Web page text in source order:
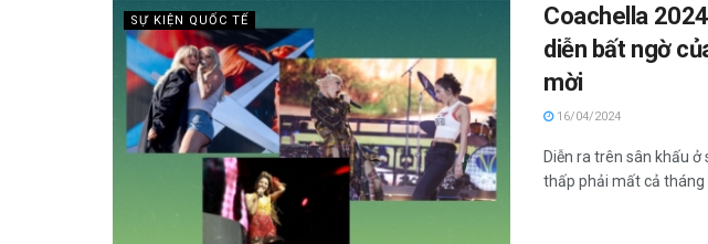
SỰ KIỆN QUỐC TẾ
Coachella
diễn bất ngờ
mời
16/04/2024
Diễn ra trên sân khấu
thấp phải mất cả tháng